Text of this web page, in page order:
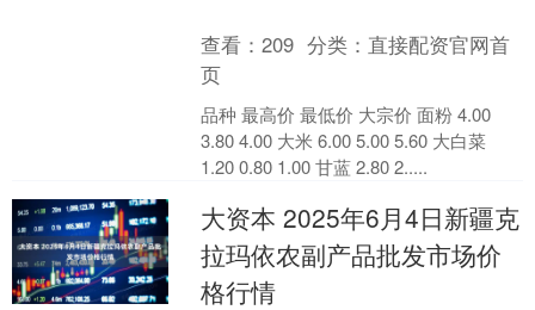
查看：209 分类： 直接配资官网首
页
品种 最高价 最低价 大宗价 面粉 4.00
3.80 4.00 大米 6.00 5.00 5.60 大白菜
1.20 0.80 1.00 甘蓝 2.80 2.....
大资本 2025年6月4日新疆克
拉玛依农副产品批发市场价
格行情